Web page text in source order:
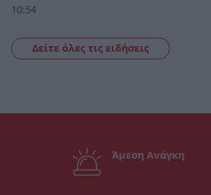
10:54
Δείτε όλες τις ειδήσεις
Άμεση Ανάγκη